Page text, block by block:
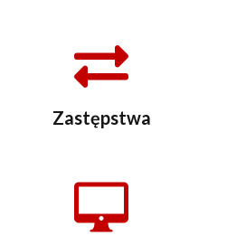
Zastępstwa